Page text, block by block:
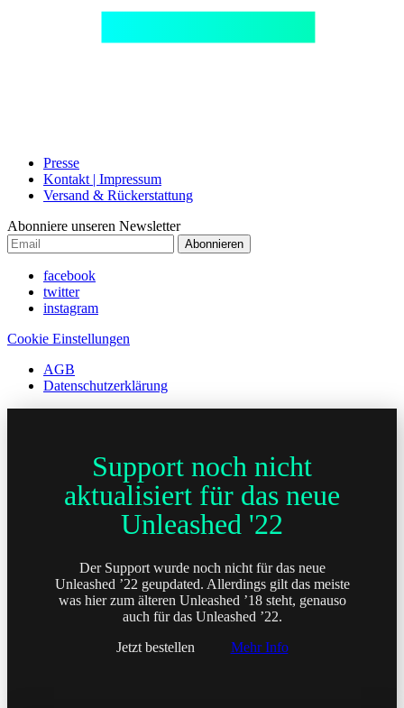
Presse
Kontakt | Impressum
Versand & Rückerstattung
Abonniere unseren Newsletter
Abonnieren
facebook
twitter
instagram
Cookie Einstellungen
AGB
Datenschutzerklärung
Support noch nicht
aktualisiert für das neue
Unleashed '22
Der Support wurde noch nicht für das neue
Unleashed ’22 geupdated. Allerdings gilt das meiste
was hier zum älteren Unleashed ’18 steht, genauso
auch für das Unleashed ’22.
Jetzt bestellen
Mehr Info